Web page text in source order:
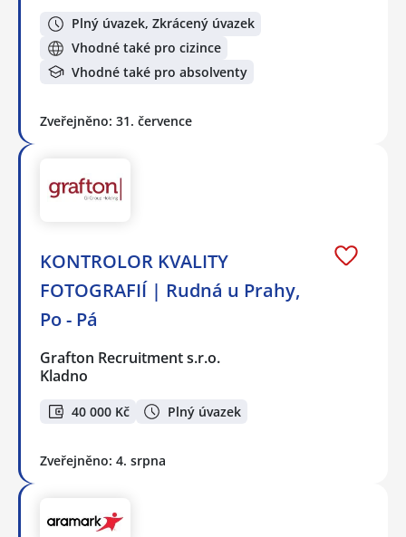
Plný úvazek, Zkrácený úvazek
Vhodné také pro cizince
Vhodné také pro absolventy
Zveřejněno: 31. července
KONTROLOR KVALITY
FOTOGRAFIÍ | Rudná u Prahy,
Po - Pá
Grafton Recruitment s.r.o.
Kladno
40 000 Kč Plný úvazek
Zveřejněno: 4. srpna